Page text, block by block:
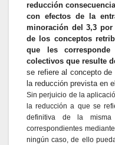
reducción
con efectos de la
minoración del 3,3 por
de los conceptos
que les
colectivos que resulte
se refiere al concepto
la reducción prevista en
Sin perjuicio de la
la reducción a que se
definitiva de la
correspondientes
ningún caso, de ello